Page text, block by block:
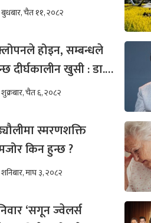
बुधबार, चैत ११, २०८२
होइन, सम्बन्धले
दीर्घकालीन खुसी : डा.
अख्तर
शुक्रबार, चैत ६, २०८२
स्मरणशक्ति
किन हुन्छ ?
शनिबार, माघ ३, २०८२
‘सगून ज्वेलर्स